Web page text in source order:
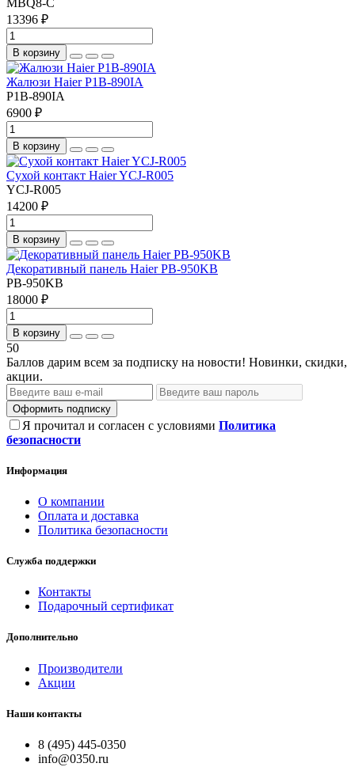
13396 ₽
В корзину
Жалюзи Haier P1B-890IA
P1B-890IA
6900 ₽
В корзину
Сухой контакт Haier YCJ-R005
YCJ-R005
14200 ₽
В корзину
Декоративный панель Haier PB-950KB
PB-950KB
18000 ₽
В корзину
50
Баллов дарим всем за подписку на новости! Новинки, скидки,
акции.
Оформить подписку
Я прочитал и согласен с условиями Политика
безопасности
Информация
О компании
Оплата и доставка
Политика безопасности
Служба поддержки
Контакты
Подарочный сертификат
Дополнительно
Производители
Акции
Наши контакты
8 (495) 445-0350
info@0350.ru